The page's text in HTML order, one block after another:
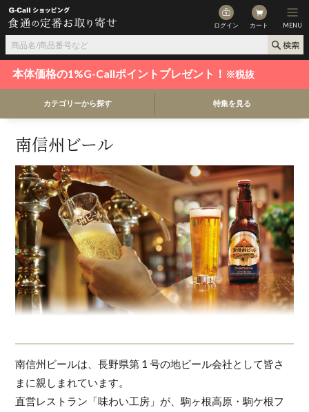
ログイン カート MENU
本体価格の1%G-Callポイントプレゼント！ ※税抜
カテゴリーから探す 特集を見る
南信州ビール
南信州ビールは、長野県第 1 号の地ビール会社として皆さ
まに親しまれています。
直営レストラン「味わい工房」が、駒ヶ根高原・駒ケ根フ